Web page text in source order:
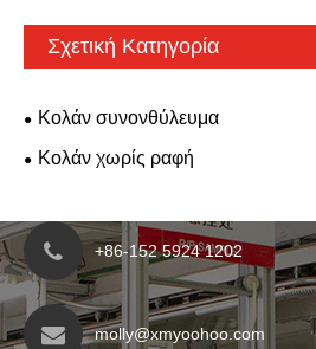
Σχετική Κατηγορία
Κολάν συνονθύλευμα
Κολάν χωρίς ραφή
+86-152 5924 1202
molly@xmyoohoo.com